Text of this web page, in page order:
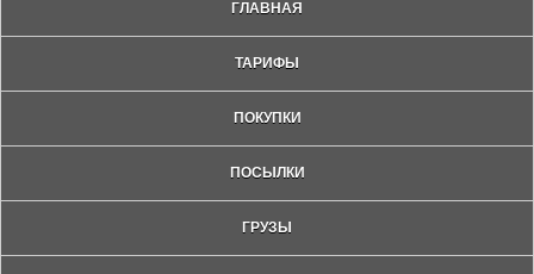
ГЛАВНАЯ
ТАРИФЫ
ПОКУПКИ
ПОСЫЛКИ
ГРУЗЫ